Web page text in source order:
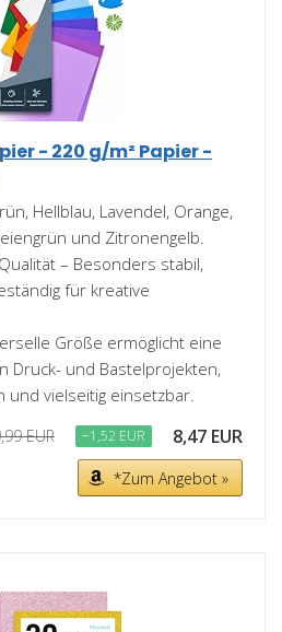
- 220 g/m² Papier -
Hellblau, Lavendel, Orange,
und Zitronengelb.
– Besonders stabil,
für kreative
Größe ermöglicht eine
Druck- und Bastelprojekten,
und vielseitig einsetzbar.
EUR −1,52 EUR 8,47 EUR
*Zum Angebot »